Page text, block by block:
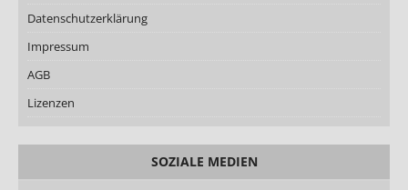
Datenschutzerklärung
Impressum
AGB
Lizenzen
SOZIALE MEDIEN